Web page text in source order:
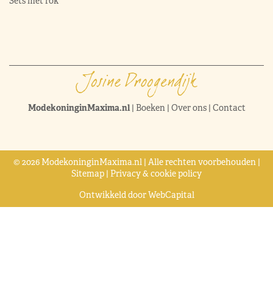
ModekoninginMaxima.nl| Boeken| Over ons| Contact
© 2026 ModekoninginMaxima.nl | Alle rechten voorbehouden |
Sitemap | Privacy & cookie policy
Ontwikkeld doorWebCapital